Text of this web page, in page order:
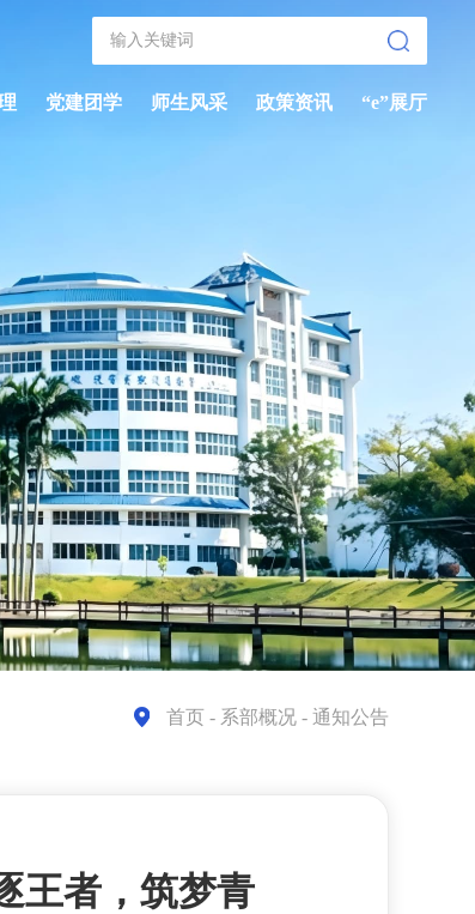
党建团学 师生风采 政策资讯 “e”展厅
首页 - 系部概况 - 通知公告
王者，筑梦青